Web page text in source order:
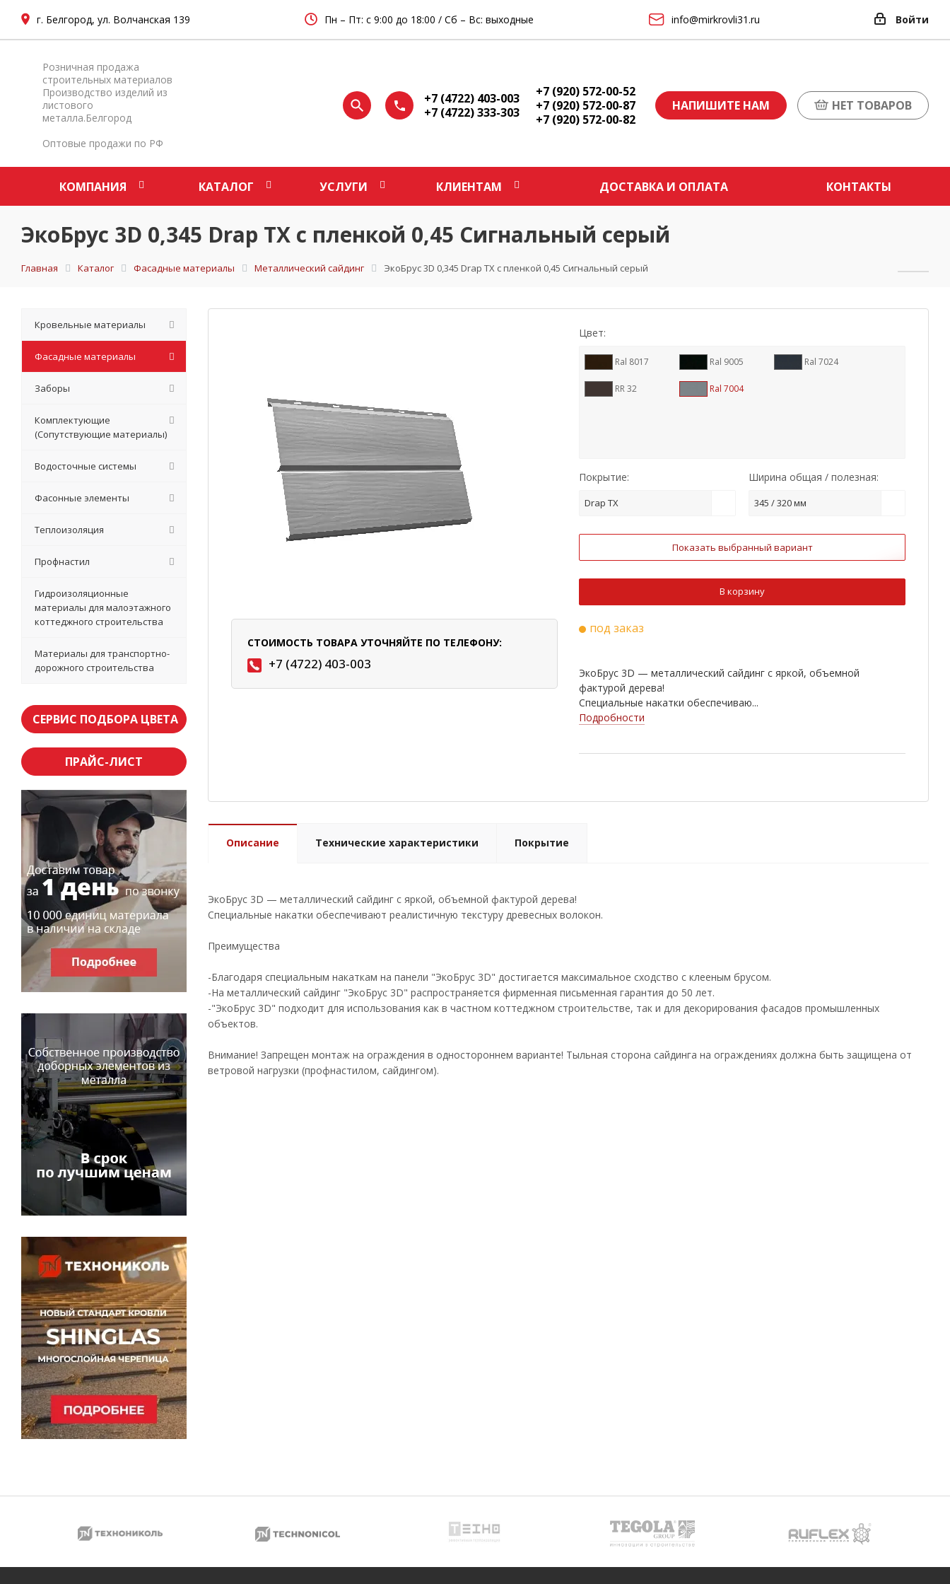
г. Белгород, ул. Волчанская 139 Пн – Пт: с 9:00 до 18:00 / Сб – Вс: выходные info@mirkrovli31.ru Войти
Розничная продажа
строительных материалов
Производство изделий из
листового
металла.Белгород
Оптовые продажи по РФ
+7 (4722) 403-003
+7 (4722) 333-303
+7 (920) 572-00-52
+7 (920) 572-00-87
+7 (920) 572-00-82
НАПИШИТЕ НАМ НЕТ ТОВАРОВ
КОМПАНИЯ КАТАЛОГ УСЛУГИ КЛИЕНТАМ ДОСТАВКА И ОПЛАТА КОНТАКТЫ
ЭкоБрус 3D 0,345 Drap TX с пленкой 0,45 Сигнальный серый
Главная Каталог Фасадные материалы Металлический сайдинг ЭкоБрус 3D 0,345 Drap TX с пленкой 0,45 Сигнальный серый
СТОИМОСТЬ ТОВАРА УТОЧНЯЙТЕ ПО ТЕЛЕФОНУ:
+7 (4722) 403-003
Цвет:
Ral 8017 Ral 9005 Ral 7024
RR 32 Ral 7004
Покрытие:
Drap TX
Ширина общая / полезная:
345 / 320 мм
Показать выбранный вариант
В корзину
под заказ
ЭкоБрус 3D — металлический сайдинг с яркой, объемной
фактурой дерева!
Специальные накатки обеспечиваю...
Подробности
Описание Технические характеристики Покрытие
ЭкоБрус 3D — металлический сайдинг с яркой, объемной фактурой дерева!
Специальные накатки обеспечивают реалистичную текстуру древесных волокон.
Преимущества
-Благодаря специальным накаткам на панели "ЭкоБрус 3D" достигается максимальное сходство с клееным брусом.
-На металлический сайдинг "ЭкоБрус 3D" распространяется фирменная письменная гарантия до 50 лет.
-"ЭкоБрус 3D" подходит для использования как в частном коттеджном строительстве, так и для декорирования фасадов промышленных
объектов.
Внимание! Запрещен монтаж на ограждения в одностороннем варианте! Тыльная сторона сайдинга на ограждениях должна быть защищена от
ветровой нагрузки (профнастилом, сайдингом).
Кровельные материалы
Фасадные материалы
Заборы
Комплектующие
(Сопутствующие материалы)
Водосточные системы
Фасонные элементы
Теплоизоляция
Профнастил
Гидроизоляционные
материалы для малоэтажного
коттеджного строительства
Материалы для транспортно-
дорожного строительства
СЕРВИС ПОДБОРА ЦВЕТА
ПРАЙС-ЛИСТ